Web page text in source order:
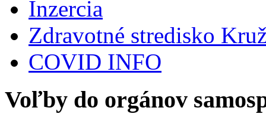
Inzercia
Zdravotné stredisko
COVID INFO
Voľby do orgánov